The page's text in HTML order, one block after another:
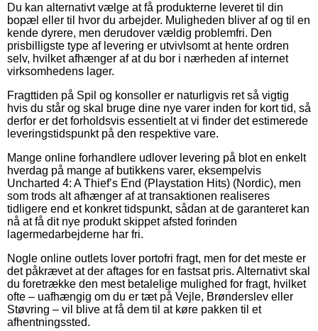
Du kan alternativt vælge at få produkterne leveret til din
bopæl eller til hvor du arbejder. Muligheden bliver af og til en
kende dyrere, men derudover vældig problemfri. Den
prisbilligste type af levering er utvivlsomt at hente ordren
selv, hvilket afhænger af at du bor i nærheden af internet
virksomhedens lager.
Fragttiden på Spil og konsoller er naturligvis ret så vigtig
hvis du står og skal bruge dine nye varer inden for kort tid, så
derfor er det forholdsvis essentielt at vi finder det estimerede
leveringstidspunkt på den respektive vare.
Mange online forhandlere udlover levering på blot en enkelt
hverdag på mange af butikkens varer, eksempelvis
Uncharted 4: A Thief’s End (Playstation Hits) (Nordic), men
som trods alt afhænger af at transaktionen realiseres
tidligere end et konkret tidspunkt, sådan at de garanteret kan
nå at få dit nye produkt skippet afsted forinden
lagermedarbejderne har fri.
Nogle online outlets lover portofri fragt, men for det meste er
det påkrævet at der aftages for en fastsat pris. Alternativt skal
du foretrække den mest betalelige mulighed for fragt, hvilket
ofte – uafhængig om du er tæt på Vejle, Brønderslev eller
Støvring – vil blive at få dem til at køre pakken til et
afhentningssted.